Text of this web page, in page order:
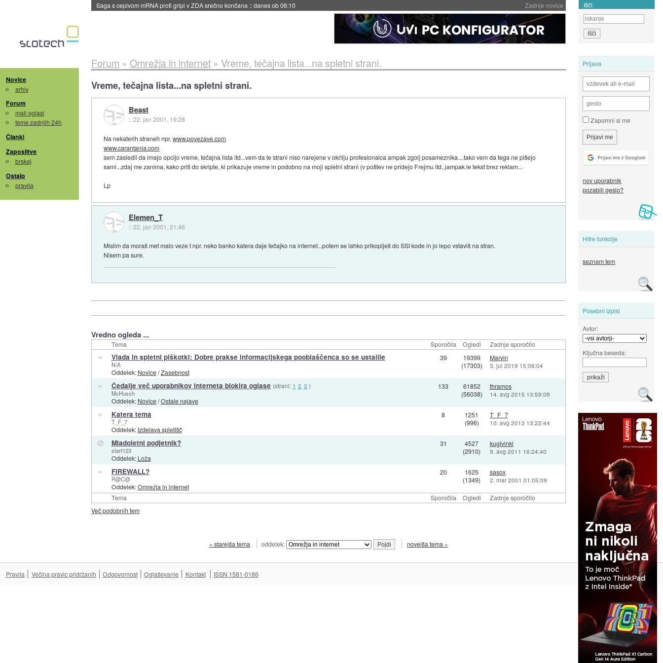
Zadnje novice
Saga s cepivom mRNA proti gripi v ZDA srečno končana ::danes ob 06:10 Išči:
Novice
arhiv
Forum
mali oglasi
teme zadnjih 24h
Članki
Zaposlitve
brskaj
Ostalo
pravila
Prijava
Zapomni si me
nov uporabnik
pozabili geslo?
Hitre funkcije
seznam tem
Posebni izpisi
Avtor:
Ključna beseda:
Forum » Omrežja in internet» Vreme, tečajna lista...na spletni strani.
Vreme, tečajna lista...na spletni strani.
Beast
::22. jan 2001, 19:28
Na nekaterih straneh npr.www.povezave.com
www.carantania.com
sem zasledil da imajo opcijo vreme, tečajna lista itd...vem da te strani niso narejene v okrilju profesionalca ampak zgolj posameznika....tako vem da tega ne pišejo
sami...zdaj me zanima, kako priti do skripte, ki prikazuje vreme in podobno na moji spletni strani (v poštev ne pridejo Frejmu itd..)ampak le tekst brez reklam...
Lp
Elemen_T
::22. jan 2001, 21:46
Mislim da moraš met malo veze t npr. neko banko katera daje tečajko na internet...potem se lahko prikoplješ do SSI kode in jo lepo vstaviš na stran.
Nisem pa sure.
Vredno ogleda ...
Tema Sporočila Ogledi Zadnje sporočilo
Tema Sporočila Ogledi Zadnje sporočilo
» Vlada in spletni piškotki: Dobre prakse informacijskega pooblaščenca so se ustalile
N/A
Oddelek: Novice/Zasebnost
39
19399
(17303)
Marvin
3. jul 2019 15:06:04
» Čedalje več uporabnikov interneta blokira oglase (strani: 1 2 3 )
McHusch
Oddelek: Novice/Ostale najave
133
61852
(56038)
thramos
14. avg 2015 13:59:09
» Katera tema
T_F_7
Oddelek: Izdelava spletišč
8
1251
(996)
T_F_7
10. avg 2013 13:22:44
⊘ Mladoletni podjetnik?
start123
Oddelek: Loža
31
4527
(2910)
kuglvinkl
9. avg 2011 16:24:40
» FIREWALL?
R@C@
Oddelek:Omrežja in internet
20
1625
(1349)
sasox
2. mar 2001 01:05:09
Več podobnih tem
« starejša tema oddelek: novejša tema »
Na vrh ^
Pravila Večina pravic pridržanih Odgovornost Oglaševanje Kontakt ISSN 1581-0186